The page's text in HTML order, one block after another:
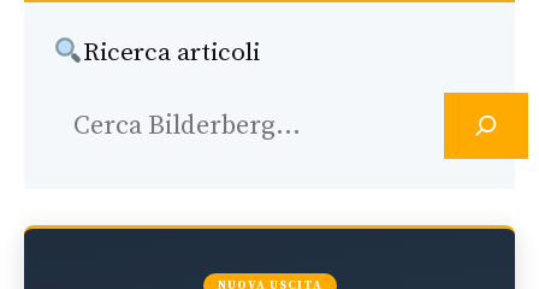
Ricerca articoli
Ricerca
NUOVA USCITA